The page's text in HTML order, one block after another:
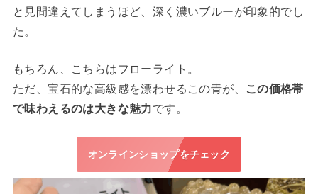
と見間違えてしまうほど、深く濃いブルーが印象的でし
た。
もちろん、こちらはフローライト。
ただ、宝石的な高級感を漂わせるこの青が、 この価格帯
で味わえるのは大きな魅力です。
オンラインショップをチェック